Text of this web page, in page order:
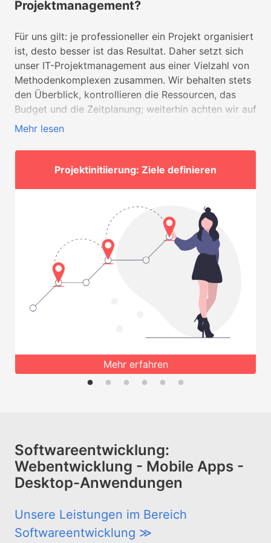
Projektmanagement?
Für uns gilt: je professioneller ein Projekt organisiert
ist, desto besser ist das Resultat. Daher setzt sich
unser IT-Projektmanagement aus einer Vielzahl von
Methodenkomplexen zusammen. Wir behalten stets
den Überblick, kontrollieren die Ressourcen, das
Budget und die Zeitplanung; weiterhin achten wir auf
die Einhaltung der Rahmenbedingungen und geben
Statustrackings werden in regelmäßigen Abständen
vorgenommen, damit alle Projektteilnehmer und
Mehr lesen
Projektinitiierung: Ziele definieren
Mehr erfahren
Softwareentwicklung:
Webentwicklung - Mobile Apps -
Desktop-Anwendungen
Unsere Leistungen im Bereich
Softwareentwicklung ≫